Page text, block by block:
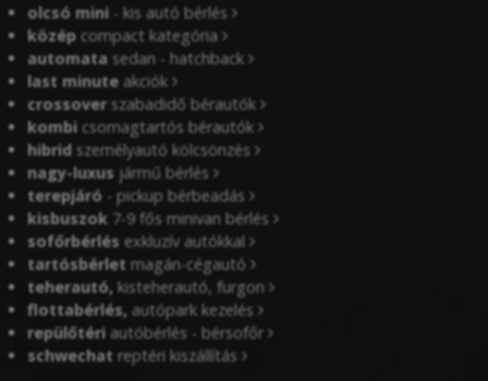
olcsó mini - kis autó bérlés
közép compact kategória
automata sedan - hatchback
last minute akciók
crossover szabadidő bérautók
kombi csomagtartós bérautók
hibrid személyautó kölcsönzés
nagy-luxus jármű bérlés
terepjáró - pickup bérbeadás
kisbuszok 7-9 fős minivan bérlés
sofőrbérlés exkluzív autókkal
tartósbérlet magán-cégautó
teherautó, kisteherautó, furgon
flottabérlés, autópark kezelés
repülőtéri autóbérlés - bérsofőr
schwechat reptéri kiszállítás